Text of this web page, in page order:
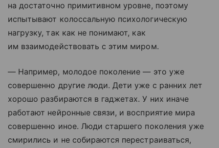
на достаточно примитивном уровне, поэтому
испытывают колоссальную психологическую
нагрузку, так как не понимают, как
им взаимодействовать с этим миром.
— Например, молодое поколение — это уже
совершенно другие люди. Дети уже с ранних лет
хорошо разбираются в гаджетах. У них иначе
работают нейронные связи, и восприятие мира
совершенно иное. Люди старшего поколения уже
смирились и не собираются перестраиваться,